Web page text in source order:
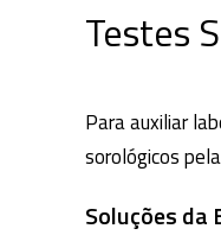
Testes
Para auxiliar
sorológicos
Soluções da